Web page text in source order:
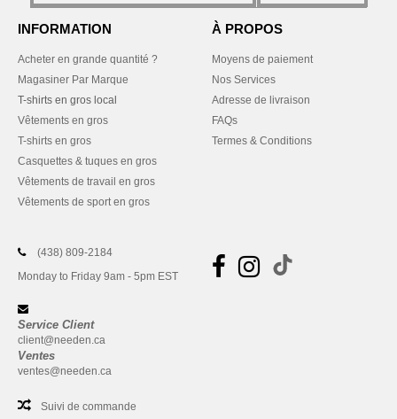
INFORMATION
Acheter en grande quantité ?
Magasiner Par Marque
T-shirts en gros local
Vêtements en gros
T-shirts en gros
Casquettes & tuques en gros
Vêtements de travail en gros
Vêtements de sport en gros
À PROPOS
Moyens de paiement
Nos Services
Adresse de livraison
FAQs
Termes & Conditions
(438) 809-2184
Monday to Friday 9am - 5pm EST
Service Client
client@needen.ca
Ventes
ventes@needen.ca
Suivi de commande